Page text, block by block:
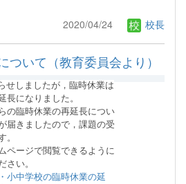
2020/04/24 校長
ついて（教育委員会より）
せしましたが，臨時休業は
長になりました。
の臨時休業の再延長につい
届きましたので，課題の受
。
ページで閲覧できるように
さい。
小中学校の臨時休業の延